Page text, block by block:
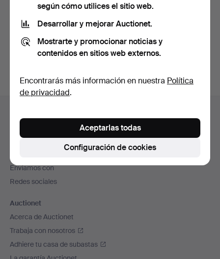
También puedes buscar ennuestro archivo de
subastas concluidas.
en
de
página
Contacta con el servicio de atención al cliente
Todas las casas de subastas
Enviamos con
Redes sociales
Auctionet
Acerca de Auctionet
Trabaja con nosotros
Adhiere tu casa de subastas
según cómo utilices el sitio web.
Desarrollar y mejorar Auctionet.
Mostrarte y promocionar noticias y
contenidos en sitios web externos.
Encontrarás más información en nuestra Política
de privacidad.
Configuración de cookies
Aceptarlas todas